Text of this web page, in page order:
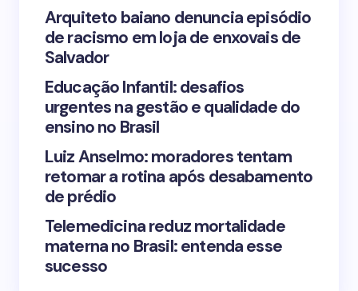
Save my name and email in this browser for the
Submit Comment
Arquiteto baiano denuncia episódio
de racismo em loja de enxovais de
Salvador
Educação Infantil: desafios
urgentes na gestão e qualidade do
ensino no Brasil
Luiz Anselmo: moradores tentam
retomar a rotina após desabamento
de prédio
Telemedicina reduz mortalidade
materna no Brasil: entenda esse
sucesso